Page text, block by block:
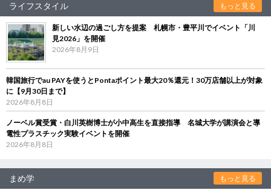
ライフスタイル もっと見る
新しい水辺の過ごし方を提案 札幌市・豊平川でイベント「川
見2026」を開催
2026年8月9日
韓国旅行でau PAYを使うとPontaポイント最大20％還元！30万店舗以上が対象
に【9月30日まで】
2026年8月8日
ノーベル賞受賞・白川英樹博士が小中高生を直接指導 名城大学が講演会と導
電性プラスチック実験イベントを開催
2026年8月8日
まめ学 もっと見る